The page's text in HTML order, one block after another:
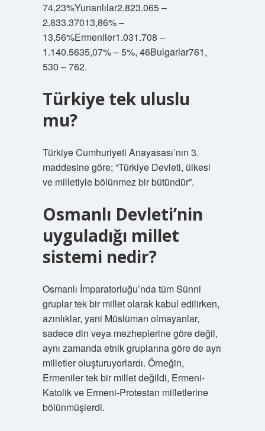
74,23%Yunanlılar2.823.065 –
2.833.37013,86% –
13,56%Ermeniler1.031.708 –
1.140.5635,07% – 5%, 46Bulgarlar761,
530 – 762.
Türkiye tek uluslu
mu?
Türkiye Cumhuriyeti Anayasası’nın 3.
maddesine göre; “Türkiye Devleti, ülkesi
ve milletiyle bölünmez bir bütündür”.
Osmanlı Devleti’nin
uyguladığı millet
sistemi nedir?
Osmanlı İmparatorluğu’nda tüm Sünni
gruplar tek bir millet olarak kabul edilirken,
azınlıklar, yani Müslüman olmayanlar,
sadece din veya mezheplerine göre değil,
aynı zamanda etnik gruplarına göre de ayrı
milletler oluşturuyorlardı. Örneğin,
Ermeniler tek bir millet değildi, Ermeni-
Katolik ve Ermeni-Protestan milletlerine
bölünmüşlerdi.